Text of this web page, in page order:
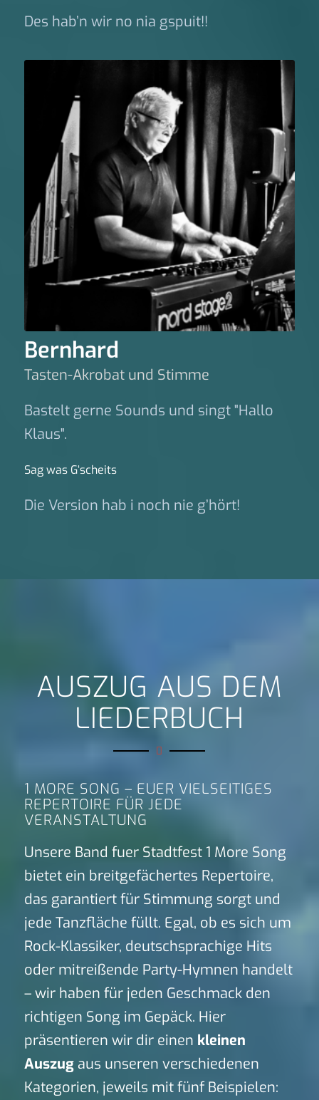
Des hab’n wir no nia gspuit!!
Bernhard
Tasten-Akrobat und Stimme
Bastelt gerne Sounds und singt "Hallo
Klaus".
Sag was G‘scheits
Die Version hab i noch nie g’hört!
AUSZUG AUS DEM
LIEDERBUCH
1 MORE SONG – EUER VIELSEITIGES
REPERTOIRE FÜR JEDE
VERANSTALTUNG
Unsere Band fuer Stadtfest 1 More Song
bietet ein breitgefächertes Repertoire,
das garantiert für Stimmung sorgt und
jede Tanzfläche füllt. Egal, ob es sich um
Rock-Klassiker, deutschsprachige Hits
oder mitreißende Party-Hymnen handelt
– wir haben für jeden Geschmack den
richtigen Song im Gepäck. Hier
präsentieren wir dir einen kleinen
Auszugaus unseren verschiedenen
Kategorien, jeweils mit fünf Beispielen: